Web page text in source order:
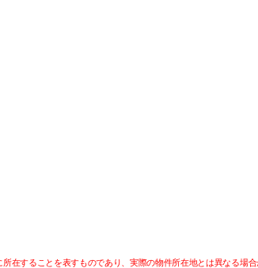
在することを表すものであり、実際の物件所在地とは異なる場合